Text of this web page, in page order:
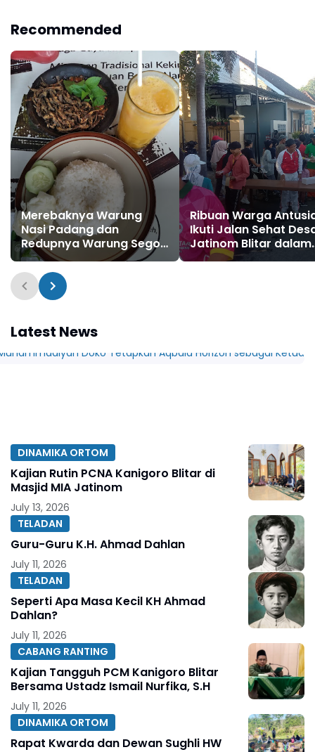
Recommended
Merebaknya Warung
Nasi Padang dan
Redupnya Warung Sego
Uceng di Blitar
Ribuan Warga
Ikuti Jalan Sehat
Jatinom Blitar dalam
Rangka HUT RI ke-80
Latest News
DINAMIKA ORTOM
Kajian Rutin PCNA Kanigoro Blitar di
Masjid MIA Jatinom
July 13, 2026
TELADAN
Guru-Guru K.H. Ahmad Dahlan
July 11, 2026
TELADAN
Seperti Apa Masa Kecil KH Ahmad
Dahlan?
July 11, 2026
CABANG RANTING
Kajian Tangguh PCM Kanigoro Blitar
Bersama Ustadz Ismail Nurfika, S.H
July 11, 2026
DINAMIKA ORTOM
Rapat Kwarda dan Dewan Sughli HW